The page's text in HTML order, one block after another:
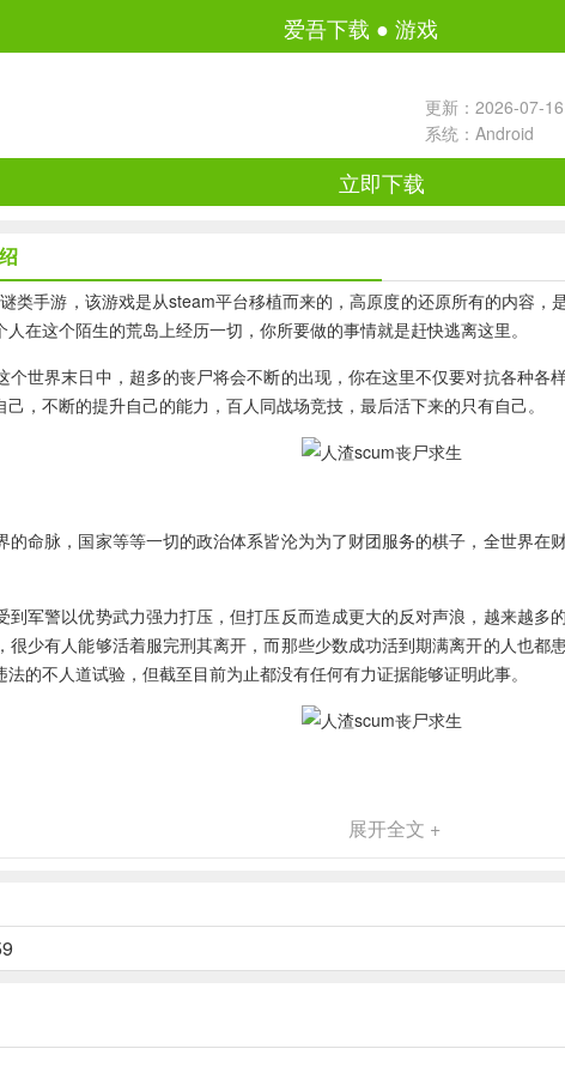
爱吾下载 ● 游戏
更新：2026-07-16
系统：Android
立即下载
类手游，该游戏是从steam平台移植而来的，高原度的还原所有的内容，
在这个陌生的荒岛上经历一切，你所要做的事情就是赶快逃离这里。
世界末日中，超多的丧尸将会不断的出现，你在这里不仅要对抗各种
，不断的提升自己的能力，百人同战场竞技，最后活下来的只有自己。
命脉，国家等等一切的政治体系皆沦为为了财团服务的棋子，全世界
军警以优势武力强力打压，但打压反而造成更大的反对声浪，越来越
少有人能够活着服完刑其离开，而那些少数成功活到期满离开的人也
的不人道试验，但截至目前为止都没有任何有力证据能够证明此事。
展开全文 +